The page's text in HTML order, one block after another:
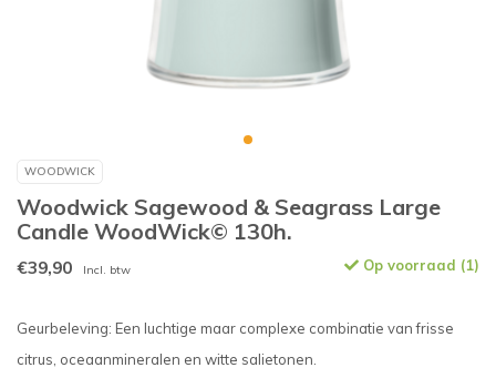
WOODWICK
Woodwick Sagewood & Seagrass Large
Candle WoodWick© 130h.
€39,90 Incl. btw Op voorraad (1)
Geurbeleving: Een luchtige maar complexe combinatie van frisse
citrus, oceaanmineralen en witte salietonen.